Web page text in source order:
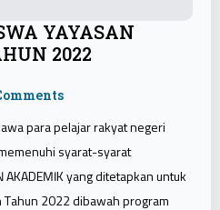
YAYASAN
2022
para pelajar rakyat negeri
syarat-syarat
AKADEMIK yang ditetapkan untuk
2022 dibawah program